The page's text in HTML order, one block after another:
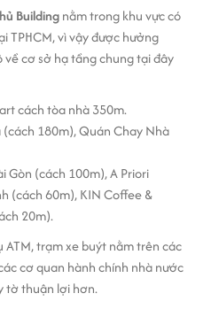
Buildingnằm trong khu vực có
TPHCM, vì vậy được hưởng
cơ sở hạ tầng chung tại đây
cách tòa nhà 350m.
(cách 180m), Quán Chay Nhà
Gòn (cách 100m), A Priori
(cách 60m), KIN Coffee &
20m).
trạm xe buýt nằm trên các
cơ quan hành chính nhà nước
tờ thuận lợi hơn.